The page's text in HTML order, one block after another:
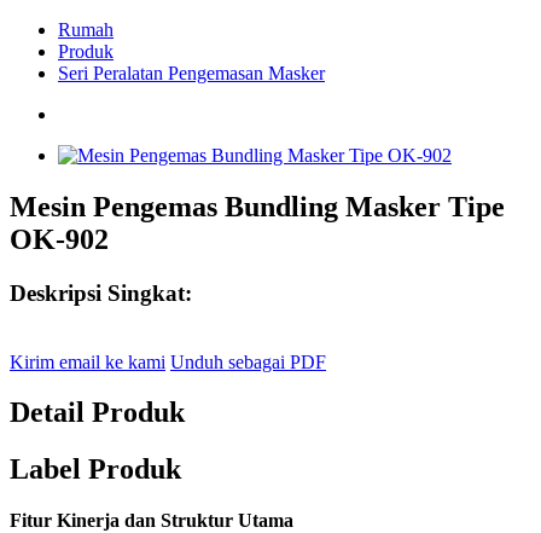
Rumah
Produk
Seri Peralatan Pengemasan Masker
Mesin Pengemas Bundling Masker Tipe
OK-902
Deskripsi Singkat:
Kirim email ke kami Unduh sebagai PDF
Detail Produk
Label Produk
Fitur Kinerja dan Struktur Utama